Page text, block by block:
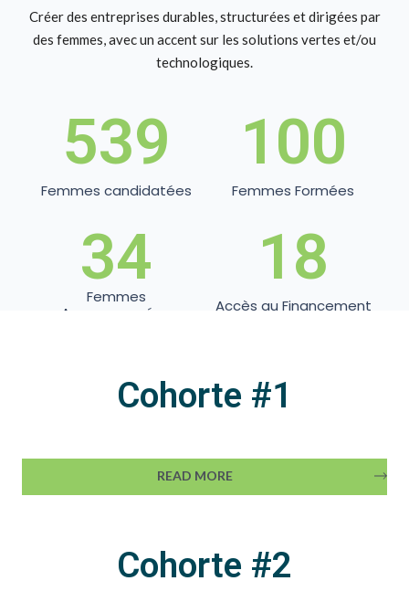
Créer des entreprises durables, structurées et dirigées par
des femmes, avec un accent sur les solutions vertes et/ou
technologiques.
539
Femmes candidatées
100
Femmes Formées
34
Femmes
Accompagnées
18
Accès au Financement
Cohorte #1
READ MORE
Cohorte #2